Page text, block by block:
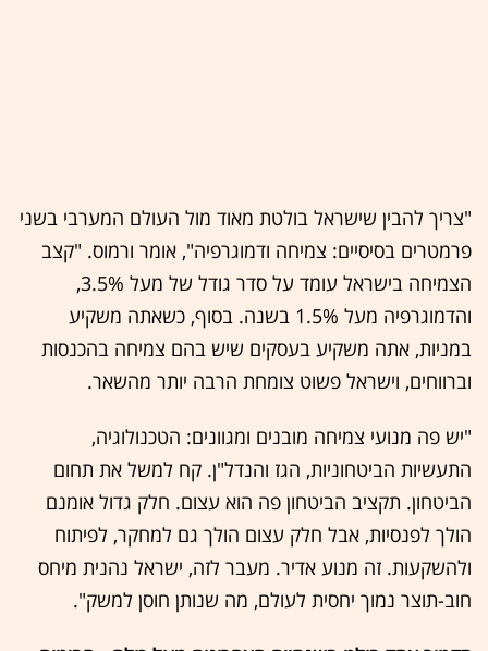
"צריך להבין שישראל בולטת מאוד מול העולם המערבי בשני
פרמטרים בסיסיים: צמיחה ודמוגרפיה", אומר ורמוס. "קצב
הצמיחה בישראל עומד על סדר גודל של מעל 3.5%,
והדמוגרפיה מעל 1.5% בשנה. בסוף, כשאתה משקיע
במניות, אתה משקיע בעסקים שיש בהם צמיחה בהכנסות
וברווחים, וישראל פשוט צומחת הרבה יותר מהשאר.
"יש פה מנועי צמיחה מובנים ומגוונים: הטכנולוגיה,
התעשיות הביטחוניות, הגז והנדל"ן. קח למשל את תחום
הביטחון. תקציב הביטחון פה הוא עצום. חלק גדול אומנם
הולך לפנסיות, אבל חלק עצום הולך גם למחקר, לפיתוח
ולהשקעות. זה מנוע אדיר. מעבר לזה, ישראל נהנית מיחס
חוב-תוצר נמוך יחסית לעולם, מה שנותן חוסן למשק".